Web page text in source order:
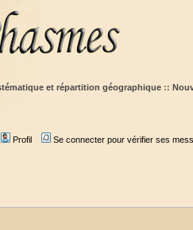
et répartition géographique ::
Profil Se connecter pour vérifier ses